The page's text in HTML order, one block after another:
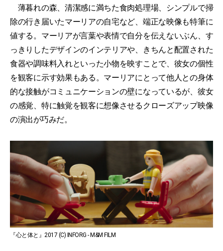
薄暮れの森、清潔感に満ちた食肉処理場、シンプルで掃
除の行き届いたマーリアの自宅など、端正な映像も特筆に
値する。マーリアが言葉や表情で自分を伝えないぶん、す
っきりしたデザインのインテリアや、きちんと配置された
食器や調味料入れといった小物を映すことで、彼女の個性
を観客に示す効果もある。マーリアにとって他人との身体
的な接触がコミュニケーションの壁になっているが、彼女
の感覚、特に触覚を観客に想像させるクローズアップ映像
の演出が巧みだ。
『心と体と』2017 (C) INFORG - M&M FILM